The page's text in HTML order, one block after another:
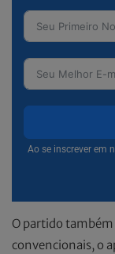
Ao se inscrever em
O partido também
convencionais, o